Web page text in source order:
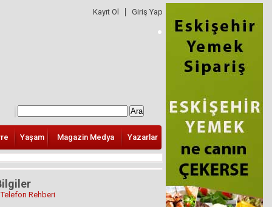
Kayıt Ol Giriş Yap
Yaşam Magazin Medya Yazarlar
Rehberi